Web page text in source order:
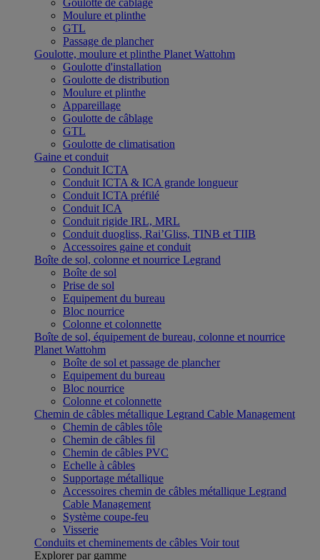
Goulotte de câblage
Moulure et plinthe
GTL
Passage de plancher
Goulotte, moulure et plinthe Planet Wattohm
Goulotte d'installation
Goulotte de distribution
Moulure et plinthe
Appareillage
Goulotte de câblage
GTL
Goulotte de climatisation
Gaine et conduit
Conduit ICTA
Conduit ICTA & ICA grande longueur
Conduit ICTA préfilé
Conduit ICA
Conduit rigide IRL, MRL
Conduit duogliss, Rai’Gliss, TINB et TIIB
Accessoires gaine et conduit
Boîte de sol, colonne et nourrice Legrand
Boîte de sol
Prise de sol
Equipement du bureau
Bloc nourrice
Colonne et colonnette
Boîte de sol, équipement de bureau, colonne et nourrice
Planet Wattohm
Boîte de sol et passage de plancher
Equipement du bureau
Bloc nourrice
Colonne et colonnette
Chemin de câbles métallique Legrand Cable Management
Chemin de câbles tôle
Chemin de câbles fil
Chemin de câbles PVC
Echelle à câbles
Supportage métallique
Accessoires chemin de câbles métallique Legrand
Cable Management
Système coupe-feu
Visserie
Conduits et cheminements de câbles Voir tout
Explorer par gamme